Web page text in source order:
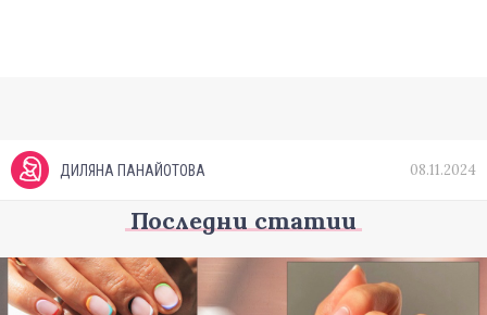
ДИЛЯНА ПАНАЙОТОВА 08.11.2024
Последни статии